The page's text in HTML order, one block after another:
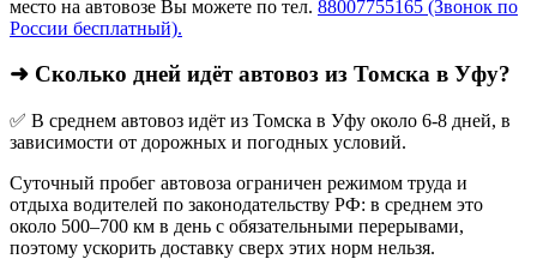
место на автовозе Вы можете по тел. 88007755165 (Звонок по
России бесплатный).
➜ Сколько дней идёт автовоз из Томска в Уфу?
✅ В среднем автовоз идёт из Томска в Уфу около 6-8 дней, в
зависимости от дорожных и погодных условий.
Суточный пробег автовоза ограничен режимом труда и
отдыха водителей по законодательству РФ: в среднем это
около 500–700 км в день с обязательными перерывами,
поэтому ускорить доставку сверх этих норм нельзя.